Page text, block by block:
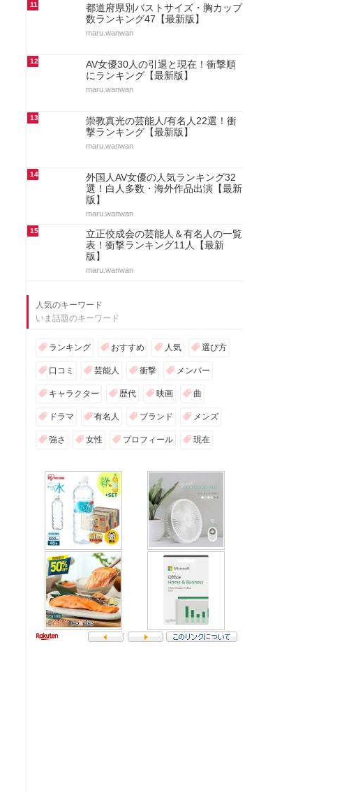
11
都道府県別バストサイズ・胸カップ
数ランキング47【最新版】
maru.wanwan
12
AV女優30人の引退と現在！衝撃順
にランキング【最新版】
maru.wanwan
13
崇教真光の芸能人/有名人22選！衝
撃ランキング【最新版】
maru.wanwan
14
外国人AV女優の人気ランキング32
選！白人多数・海外作品出演【最新
版】
maru.wanwan
15
立正佼成会の芸能人＆有名人の一覧
表！衝撃ランキング11人【最新
版】
maru.wanwan
人気のキーワード
いま話題のキーワード
ランキング おすすめ 人気 選び方
口コミ 芸能人 衝撃 メンバー
キャラクター 歴代 映画 曲
ドラマ 有名人 ブランド メンズ
強さ 女性 プロフィール 現在